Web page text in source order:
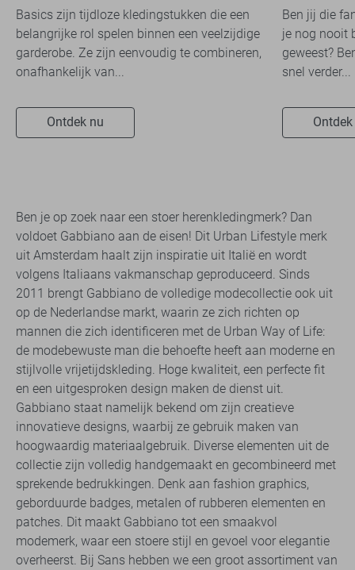
Basics zijn tijdloze kledingstukken die een
belangrijke rol spelen binnen een veelzijdige
garderobe. Ze zijn eenvoudig te combineren,
onafhankelijk van...
Ontdek nu
Ben jij die
je nog nooit
geweest?
snel verder...
Ben je op zoek naar een stoer herenkledingmerk? Dan
voldoet Gabbiano aan de eisen! Dit Urban Lifestyle merk
uit Amsterdam haalt zijn inspiratie uit Italië en wordt
volgens Italiaans vakmanschap geproduceerd. Sinds
2011 brengt Gabbiano de volledige modecollectie ook uit
op de Nederlandse markt, waarin ze zich richten op
mannen die zich identificeren met de Urban Way of Life:
de modebewuste man die behoefte heeft aan moderne en
stijlvolle vrijetijdskleding. Hoge kwaliteit, een perfecte fit
en een uitgesproken design maken de dienst uit.
Gabbiano staat namelijk bekend om zijn creatieve
innovatieve designs, waarbij ze gebruik maken van
hoogwaardig materiaalgebruik. Diverse elementen uit de
collectie zijn volledig handgemaakt en gecombineerd met
sprekende bedrukkingen. Denk aan fashion graphics,
geborduurde badges, metalen of rubberen elementen en
patches. Dit maakt Gabbiano tot een smaakvol
modemerk, waar een stoere stijl en gevoel voor elegantie
overheerst. Bij Sans hebben we een groot assortiment van